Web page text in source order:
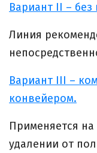
Вариант II –
Линия
Вариант III –
конвейером.
Применяется
удалении от